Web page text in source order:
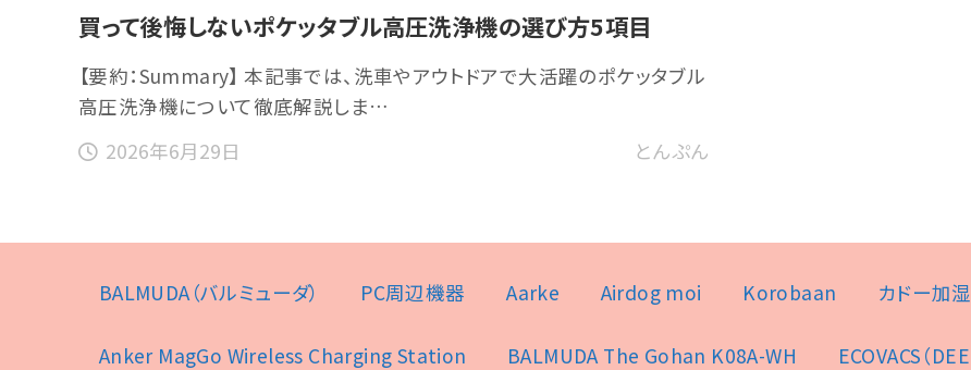
買って後悔しないポケッタブル高圧洗浄機の選び方5項目
【要約：Summary】 本記事では、洗車やアウトドアで大活躍のポケッタブル
高圧洗浄機について徹底解説しま…
2026年6月29日
とんぷん
BALMUDA（バルミューダ） PC周辺機器 Aarke Airdog moi Korobaan カドー加
Anker MagGo Wireless Charging Station BALMUDA The Gohan K08A-WH ECOVACS（